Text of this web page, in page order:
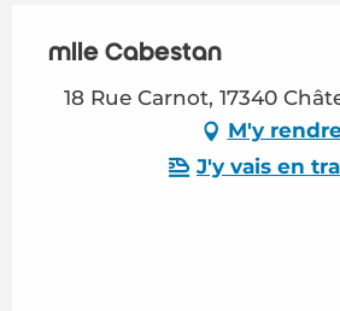
mlle Cabestan
18 Rue Carnot, 17340
M'y
J'y vais en